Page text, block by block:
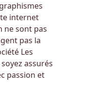
internet
ne sont pas
pas la
Les
assurés
passion et